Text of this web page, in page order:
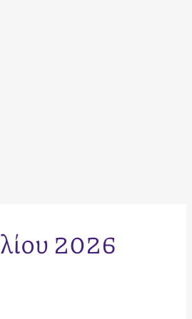
2026